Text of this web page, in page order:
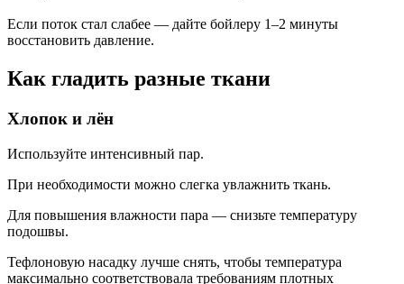
Если поток стал слабее — дайте бойлеру 1–2 минуты
восстановить давление.
Как гладить разные ткани
Хлопок и лён
Используйте интенсивный пар.
При необходимости можно слегка увлажнить ткань.
Для повышения влажности пара — снизьте температуру
подошвы.
Тефлоновую насадку лучше снять, чтобы температура
максимально соответствовала требованиям плотных